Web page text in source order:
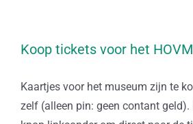
Koop tickets voor het HOVM
Kaartjes voor het museum zijn te
zelf (alleen pin: geen contant geld).